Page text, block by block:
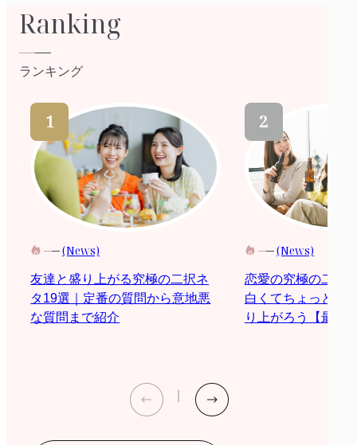
Ranking
ランキング
(News)
友達と盛り上がる究極の二択ネ
タ19選｜定番の質問から意地悪
な質問まで紹介
(News)
恋愛の究極の二択
白くてちょっと際
り上がろう【最新